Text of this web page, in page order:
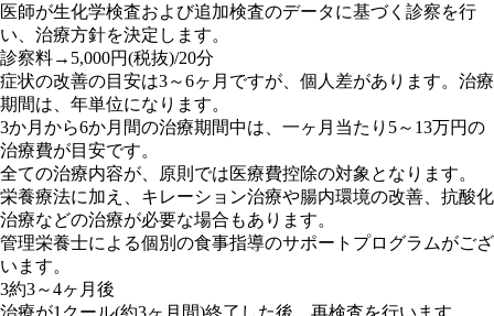
医師が生化学検査および追加検査のデータに基づく診察を行
い、治療方針を決定します。
診察料→5,000円(税抜)/20分
症状の改善の目安は3～6ヶ月ですが、個人差があります。治療
期間は、年単位になります。
3か月から6か月間の治療期間中は、一ヶ月当たり5～13万円の
治療費が目安です。
全ての治療内容が、原則では医療費控除の対象となります。
栄養療法に加え、キレーション治療や腸内環境の改善、抗酸化
治療などの治療が必要な場合もあります。
管理栄養士による個別の食事指導のサポートプログラムがござ
います。
3約3～4ヶ月後
治療が1クール(約3ヶ月間)終了した後、再検査を行います。